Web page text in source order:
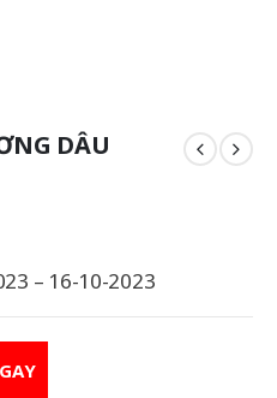
DÂU
– 16-10-2023